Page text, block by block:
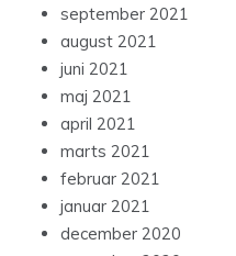
september 2021
august 2021
juni 2021
maj 2021
april 2021
marts 2021
februar 2021
januar 2021
december 2020